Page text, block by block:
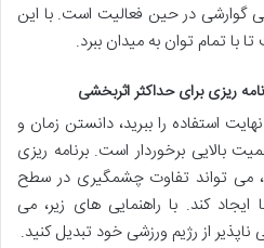
گوارشی در حین فعالیت است. با این
با تمام توان به میدان ببرد.
ریزی برای حداکثر اثربخشی
استفاده را ببرید، دانستن زمان و
برخوردار است. برنامه ریزی
می تواند تفاوت چشمگیری در سطح
کند. با راهنمایی های زیر، می
ناپذیر از رژیم ورزشی خود تبدیل کنید.